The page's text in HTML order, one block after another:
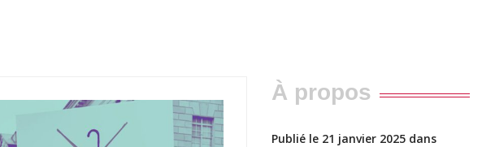
À propos
Publié le 21 janvier 2025 dans